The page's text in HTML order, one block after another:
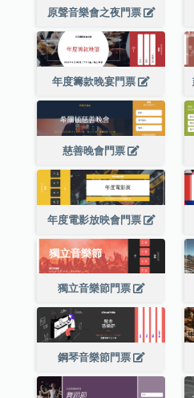
原聲音樂會之夜門票
年度籌款晚宴門票
慈善晚會門票
年度電影放映會門票
獨立音樂節門票
鋼琴音樂節門票